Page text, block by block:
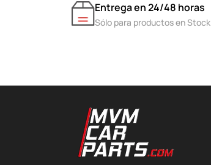
Entrega en 24/48 horas
Sólo para productos en Stock